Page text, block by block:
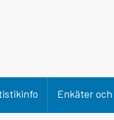
Enkäter